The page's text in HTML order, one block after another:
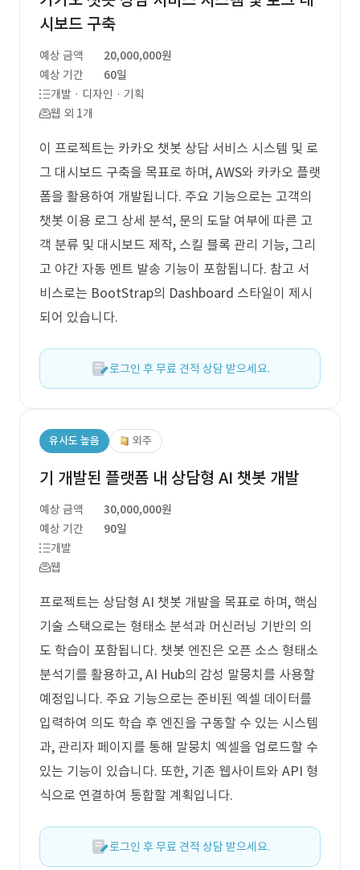
시보드 구축
예상 금액
20,000,000원
예상 기간
60일
개발 · 디자인 · 기획
웹 외 1개
이 프로젝트는 카카오 챗봇 상담 서비스 시스템 및 로
그 대시보드 구축을 목표로 하며, AWS와 카카오 플랫
폼을 활용하여 개발됩니다. 주요 기능으로는 고객의
챗봇 이용 로그 상세 분석, 문의 도달 여부에 따른 고
객 분류 및 대시보드 제작, 스킬 블록 관리 기능, 그리
고 야간 자동 멘트 발송 기능이 포함됩니다. 참고 서
비스로는 BootStrap의 Dashboard 스타일이 제시
되어 있습니다.
로그인 후 무료 견적 상담 받으세요.
유사도 높음 외주
기 개발된 플랫폼 내 상담형 AI 챗봇 개발
예상 금액
30,000,000원
예상 기간
90일
개발
웹
프로젝트는 상담형 AI 챗봇 개발을 목표로 하며, 핵심
기술 스택으로는 형태소 분석과 머신러닝 기반의 의
도 학습이 포함됩니다. 챗봇 엔진은 오픈 소스 형태소
분석기를 활용하고, AI Hub의 감성 말뭉치를 사용할
예정입니다. 주요 기능으로는 준비된 엑셀 데이터를
입력하여 의도 학습 후 엔진을 구동할 수 있는 시스템
과, 관리자 페이지를 통해 말뭉치 엑셀을 업로드할 수
있는 기능이 있습니다. 또한, 기존 웹사이트와 API 형
식으로 연결하여 통합할 계획입니다.
로그인 후 무료 견적 상담 받으세요.